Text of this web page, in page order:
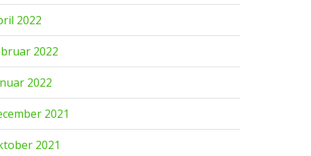
2022
2022
2022
2021
2021